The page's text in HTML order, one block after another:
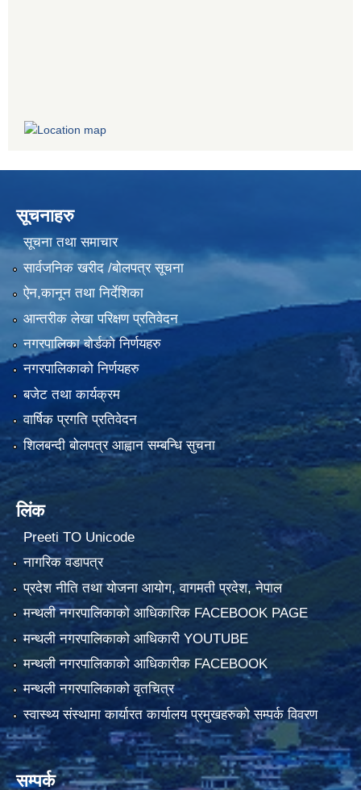
सूचनाहरु
सूचना तथा समाचार
सार्वजनिक खरीद /बोलपत्र सूचना
ऐन,कानून तथा निर्देशिका
आन्तरीक लेखा परिक्षण प्रतिवेदन
नगरपालिका बोर्डको निर्णयहरु
नगरपालिकाको निर्णयहरु
बजेट तथा कार्यक्रम
वार्षिक प्रगति प्रतिवेदन
शिलबन्दी बोलपत्र आह्वान सम्बन्धि सुचना
लिंक
Preeti TO Unicode
नागरिक वडापत्र
प्रदेश नीति तथा योजना आयोग, वागमती प्रदेश, नेपाल
मन्थली नगरपालिकाको आधिकारिक FACEBOOK PAGE
मन्थली नगरपालिकाको आधिकारी YOUTUBE
मन्थली नगरपालिकाको आधिकारीक FACEBOOK
मन्थली नगरपालिकाको वृतचित्र
स्वास्थ्य संस्थामा कार्यारत कार्यालय प्रमुखहरुको सम्पर्क विवरण
सम्पर्क